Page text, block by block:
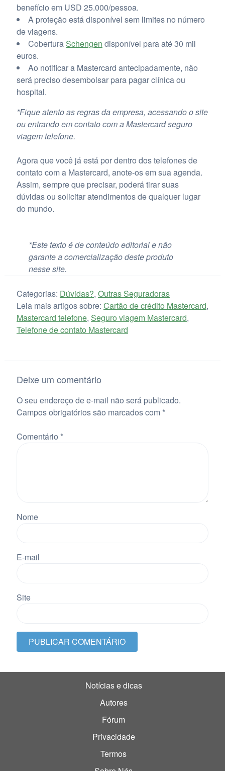
benefício em USD 25.000/pessoa.
A proteção está disponível sem limites no número
de viagens.
CoberturaSchengen disponível para até 30 mil
euros.
Ao notificar a Mastercard antecipadamente, não
será preciso desembolsar para pagar clínica ou
hospital.
*Fique atento as regras da empresa, acessando o site
ou entrando em contato com a Mastercard seguro
viagem telefone.
Agora que você já está por dentro dos telefones de
contato com a Mastercard, anote-os em sua agenda.
Assim, sempre que precisar, poderá tirar suas
dúvidas ou solicitar atendimentos de qualquer lugar
do mundo.
*Este texto é de conteúdo editorial e não
garante a comercialização deste produto
nesse site.
Categorias: Dúvidas?, Outras Seguradoras
Leia mais artigos sobre: Cartão de crédito Mastercard,
Mastercard telefone, Seguro viagem Mastercard,
Telefone de contato Mastercard
Deixe um comentário
O seu endereço de e-mail não será publicado.
Campos obrigatórios são marcados com *
Comentário *
Nome
E-mail
Site
Notícias e dicas
Autores
Fórum
Privacidade
Termos